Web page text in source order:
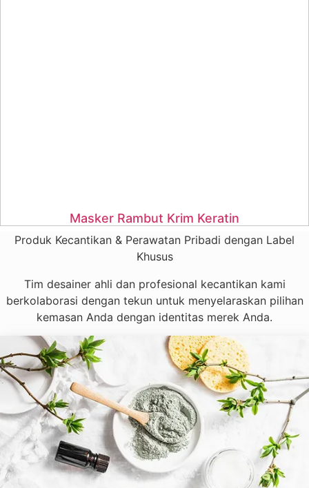
Masker Rambut Krim Keratin
Produk Kecantikan & Perawatan Pribadi dengan Label
Khusus
Tim desainer ahli dan profesional kecantikan kami
berkolaborasi dengan tekun untuk menyelaraskan pilihan
kemasan Anda dengan identitas merek Anda.